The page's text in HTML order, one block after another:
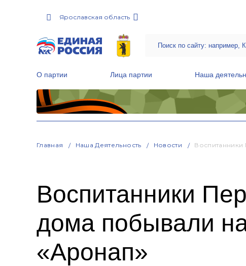
Ярославская область
О партии Лица партии Наша
Главная Наша Деятельность Новости
Воспитанники
дома побывали
«Аронап»